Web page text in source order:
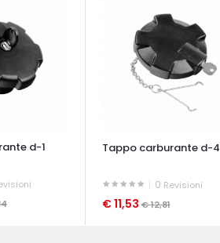
d-1 Tappo carburante d-4
0 Revisioni
€ 11,53€ 12,81